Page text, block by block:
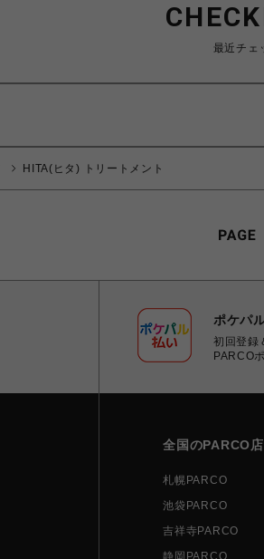
最近チェ
HITA(ヒタ) トリートメント
ポケパ
初回登録
PARCO
全国のPARCO
札幌PARCO
池袋PARCO
吉祥寺PARCO
静岡PARCO